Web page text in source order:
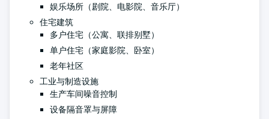
娱乐场所（剧院、电影院、音乐厅）
住宅建筑
多户住宅（公寓、联排别墅）
单户住宅（家庭影院、卧室）
老年社区
工业与制造设施
生产车间噪音控制
设备隔音罩与屏障